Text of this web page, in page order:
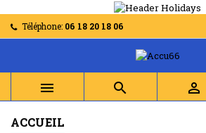
Téléphone: 06 18 20 18 06
  
ACCUEIL